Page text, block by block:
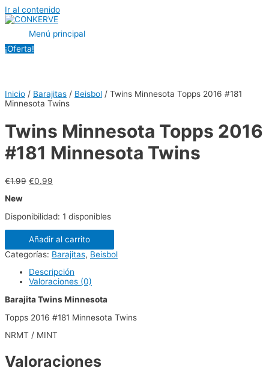
Ir al contenido
Menú principal
¡Oferta!
Inicio / Barajitas / Beisbol / Twins Minnesota Topps 2016 #181
Minnesota Twins
Twins Minnesota Topps 2016
#181 Minnesota Twins
€1.99 €0.99
New
Disponibilidad: 1 disponibles
Añadir al carrito
Categorías: Barajitas, Beisbol
Descripción
Valoraciones (0)
Barajita Twins Minnesota
Topps 2016 #181 Minnesota Twins
NRMT / MINT
Valoraciones